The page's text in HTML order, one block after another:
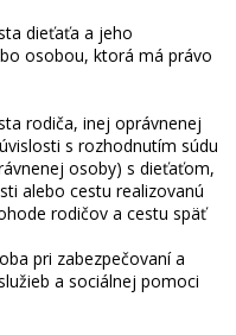
dieťaťa a jeho
osobou, ktorá má právo
rodiča, inej oprávnenej
s rozhodnutím súdu
osoby) s dieťaťom,
alebo cestu realizovanú
rodičov a cestu späť
pri zabezpečovaní a
a sociálnej pomoci